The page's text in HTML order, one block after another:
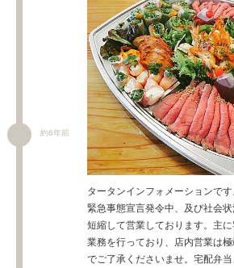
約6年前
タータンインフォメーションです
緊急事態宣言発令中、及び社会
短縮して営業しております。主
業務を行っており、店内営業は
でご了承くださいませ。宅配弁